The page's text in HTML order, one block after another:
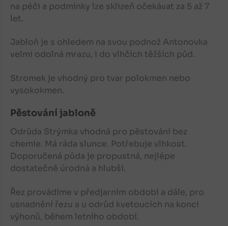
na péči a podmínky lze sklizeň očekávat za 5 až 7
let.
Jabloň je s ohledem na svou podnož Antonovka
velmi odolná mrazu, i do vlhčích těžších půd.
Stromek je vhodný pro tvar polokmen nebo
vysokokmen.
Pěstování jabloně
Odrůda Strýmka vhodná pro pěstování bez
chemie. Má ráda slunce. Potřebuje vlhkost.
Doporučená půda je propustná, nejlépe
dostatečně úrodná a hlubší.
Řez provádíme v předjarním období a dále, pro
usnadnění řezu a u odrůd kvetoucích na konci
výhonů, během letního období.